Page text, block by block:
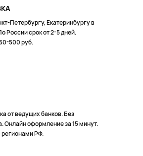
Петербургу, Екатеринбургу в
России срок от 2-5 дней.
500 руб.
от ведущих банков. Без
Онлайн оформление за 15 минут.
регионами РФ.